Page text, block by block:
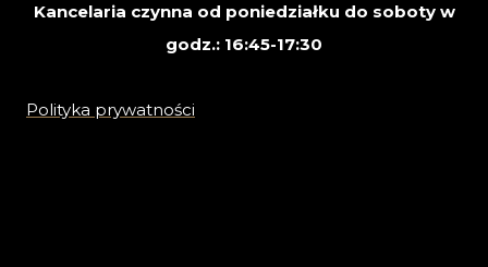
Kancelaria czynna od poniedziałku do soboty w
godz.: 16:45-17:30
Polityka prywatności